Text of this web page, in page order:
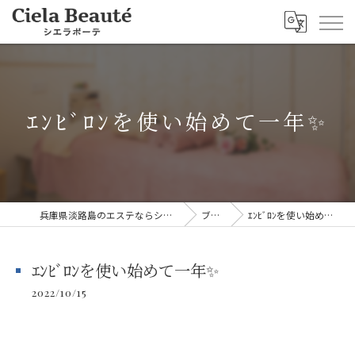
ｴﾝﾋﾞﾛﾝを使い始めて一年✨
兵庫県淡路島のエステならシエラボーテ ブログ ｴﾝﾋﾞﾛﾝを使い始めて一年✨
ｴﾝﾋﾞﾛﾝを使い始めて一年✨
2022/10/15